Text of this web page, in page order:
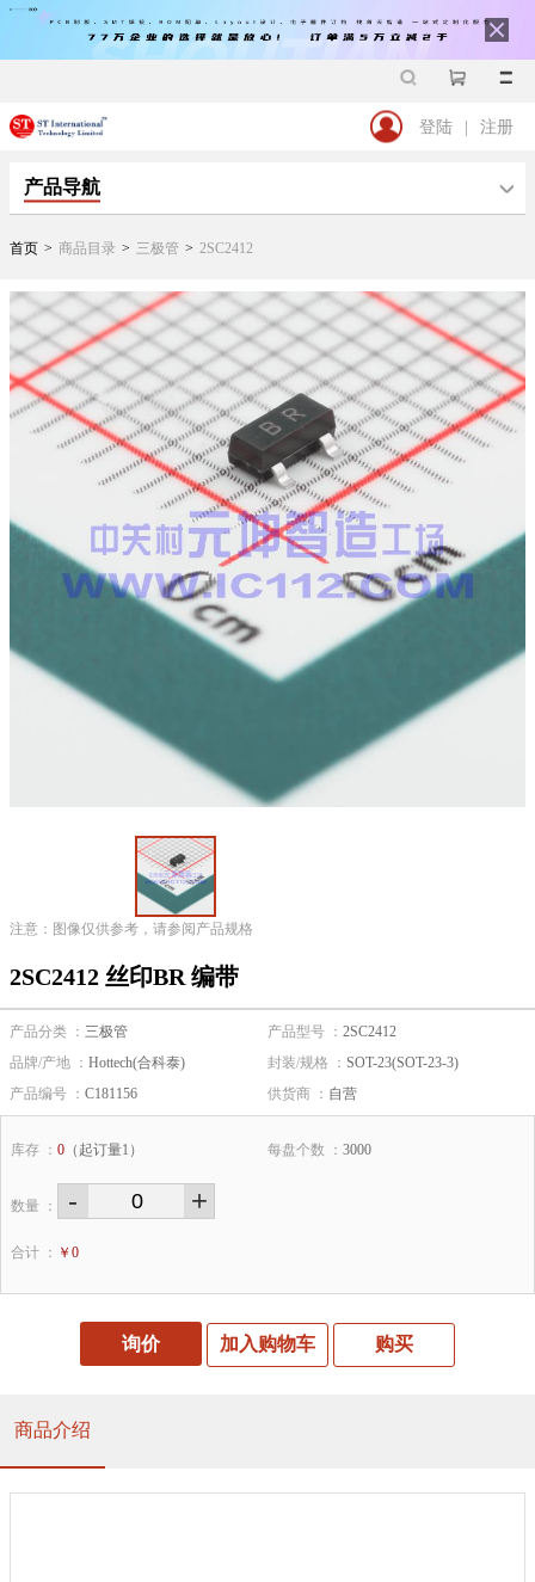
登陆 | 注册
产品导航
首页 > 商品目录 > 三极管 > 2SC2412
注意：图像仅供参考，请参阅产品规格
2SC2412 丝印BR 编带
产品分类 ： 三极管 产品型号 ： 2SC2412
品牌/产地 ： Hottech(合科泰) 封装/规格 ： SOT-23(SOT-23-3)
产品编号 ： C181156 供货商 ： 自营
库存 ： 0 （起订量1） 每盘个数 ： 3000
数量 ： - +
合计 ： ￥ 0
询价 加入购物车 购买
商品介绍